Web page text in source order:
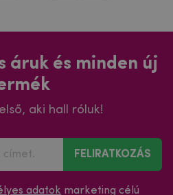
aki hall róluk!
FELIRATKOZÁS
adatokmarketing célú